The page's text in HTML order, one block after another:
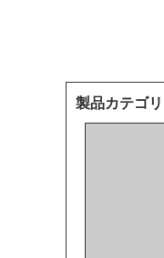
製品カテゴリ